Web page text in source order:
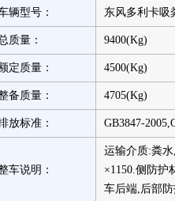
辆型号： 东风多利卡吸
质量： 9400(Kg)
定质量： 4500(Kg)
备质量： 4705(Kg)
放标准： GB3847-
车说明：
运输介质:粪
×1150.侧防护
车后端,后部